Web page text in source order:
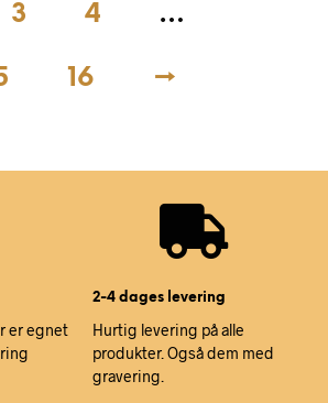
3 4 …
16 →
er egnet
2-4 dages levering
Hurtig levering på alle
produkter. Også dem med
gravering.